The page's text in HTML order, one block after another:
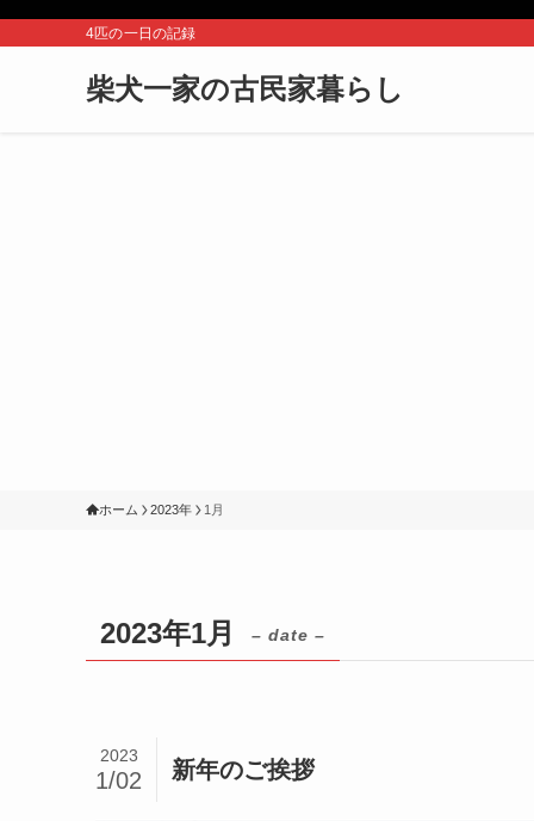
4匹の一日の記録
柴犬一家の古民家暮らし
ホーム 2023年 1月
2023年1月 – date –
新年のご挨拶
2023
1/02